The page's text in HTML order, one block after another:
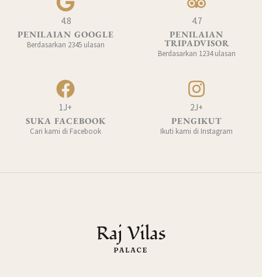
4.8
PENILAIAN GOOGLE
Berdasarkan 2345 ulasan
4.7
PENILAIAN
TRIPADVISOR
Berdasarkan 1234 ulasan
1J+
SUKA FACEBOOK
Cari kami di Facebook
2J+
PENGIKUT
Ikuti kami di Instagram